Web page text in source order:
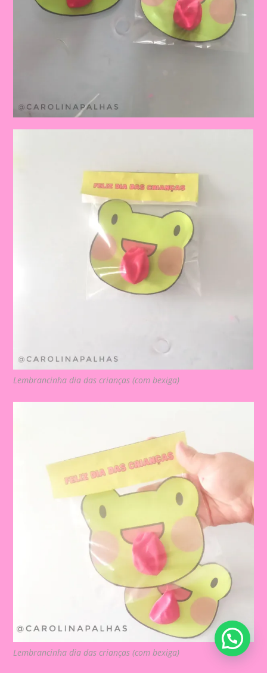
Lembrancinha dia das crianças (com bexiga)
Lembrancinha dia das crianças (com bexiga)